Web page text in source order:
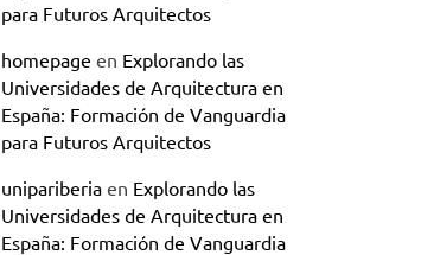
para Futuros Arquitectos
homepage en Explorando las
Universidades de Arquitectura en
España: Formación de Vanguardia
para Futuros Arquitectos
unipariberiaen Explorando las
Universidades de Arquitectura en
España: Formación de Vanguardia